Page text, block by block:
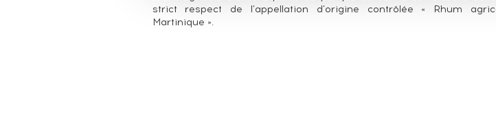
strict respect de l'appellation d'origine contrôlée « Rhum
Martinique ».